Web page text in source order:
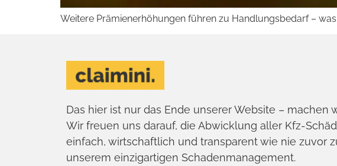
Weitere Prämienerhöhungen führen zu Handlungsbedarf –
Das hier ist nur das Ende unserer Website – machen
Wir freuen uns darauf, die Abwicklung aller Kfz-
einfach, wirtschaftlich und transparent wie nie zuvor
unserem einzigartigen Schadenmanagement.